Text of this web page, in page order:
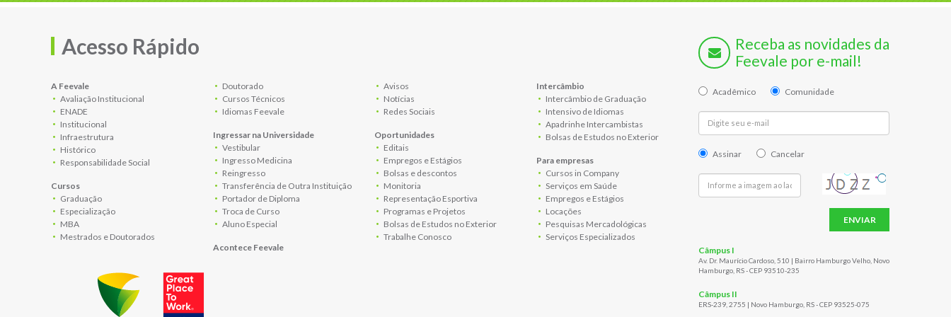
Acesso Rápido
A Feevale
Avaliação Institucional
ENADE
Institucional
Infraestrutura
Histórico
Responsabilidade Social
Cursos
Graduação
Especialização
MBA
Mestrados e Doutorados
Doutorado
Cursos Técnicos
Idiomas Feevale
Ingressar na Universidade
Vestibular
Ingresso Medicina
Reingresso
Transferência de Outra Instituição
Portador de Diploma
Troca de Curso
Aluno Especial
Acontece Feevale
Avisos
Notícias
Redes Sociais
Oportunidades
Editais
Empregos e Estágios
Bolsas e descontos
Monitoria
Representação Esportiva
Programas e Projetos
Bolsas de Estudos no Exterior
Trabalhe Conosco
Intercâmbio
Intercâmbio de Graduação
Intensivo de Idiomas
Apadrinhe Intercambistas
Bolsas de Estudos no Exterior
Para empresas
Cursos in Company
Serviços em Saúde
Empregos e Estágios
Locações
Pesquisas Mercadológicas
Serviços Especializados
Receba as novidades da
Feevale por e-mail!
Acadêmico Comunidade
Assinar Cancelar
ENVIAR
Câmpus I
Av. Dr. Maurício Cardoso, 510 | Bairro Hamburgo Velho, Novo
Hamburgo, RS - CEP 93510-235
Câmpus II
ERS-239, 2755 | Novo Hamburgo, RS - CEP 93525-075